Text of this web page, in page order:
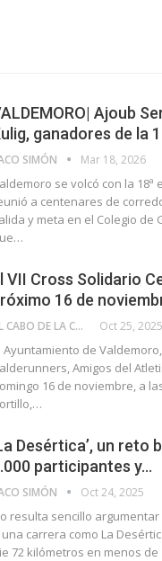
Ajoub
ganadores de la
SIMÓN Mar 18, 2026
se volcó con la
a centenares de
y meta en el Colegio de
VII Cross Solidario
16 de
AL CABO DE LA CALLE Oct 25, 2025
Ayuntamiento de
Amigos del
16 de noviembre, a
Desértica’, un reto
participantes y…
SIMÓN Oct 24, 2025
resulta sencillo
una carrera como La
72 kilómetros en menos